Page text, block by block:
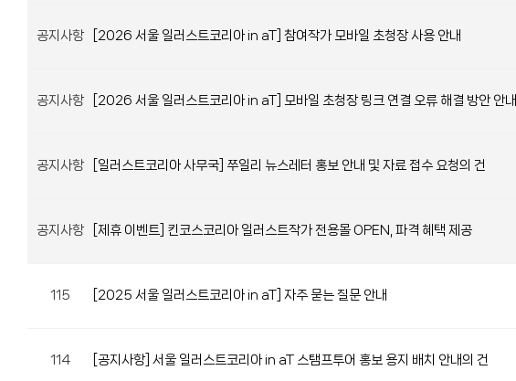
공지사항 [2026 서울 일러스트코리아 in aT] 참여작가 모바일 초청장 사용 안내
공지사항 [2026 서울 일러스트코리아 in aT] 모바일 초청장 링크 연결 오류 해결 방안 안내
공지사항 [일러스트코리아 사무국] 쭈일리 뉴스레터 홍보 안내 및 자료 접수 요청의 건
공지사항 [제휴 이벤트] 킨코스코리아 일러스트작가 전용몰 OPEN, 파격 혜택 제공
115 [2025 서울 일러스트코리아 in aT] 자주 묻는 질문 안내
114 [공지사항] 서울 일러스트코리아 in aT 스탬프투어 홍보 용지 배치 안내의 건